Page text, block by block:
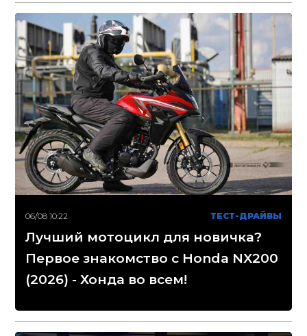
06/08 10:22 ТЕСТ-ДРАЙВЫ
Лучший мотоцикл для новичка?
Первое знакомство с Honda NX200
(2026) - Хонда во всем!